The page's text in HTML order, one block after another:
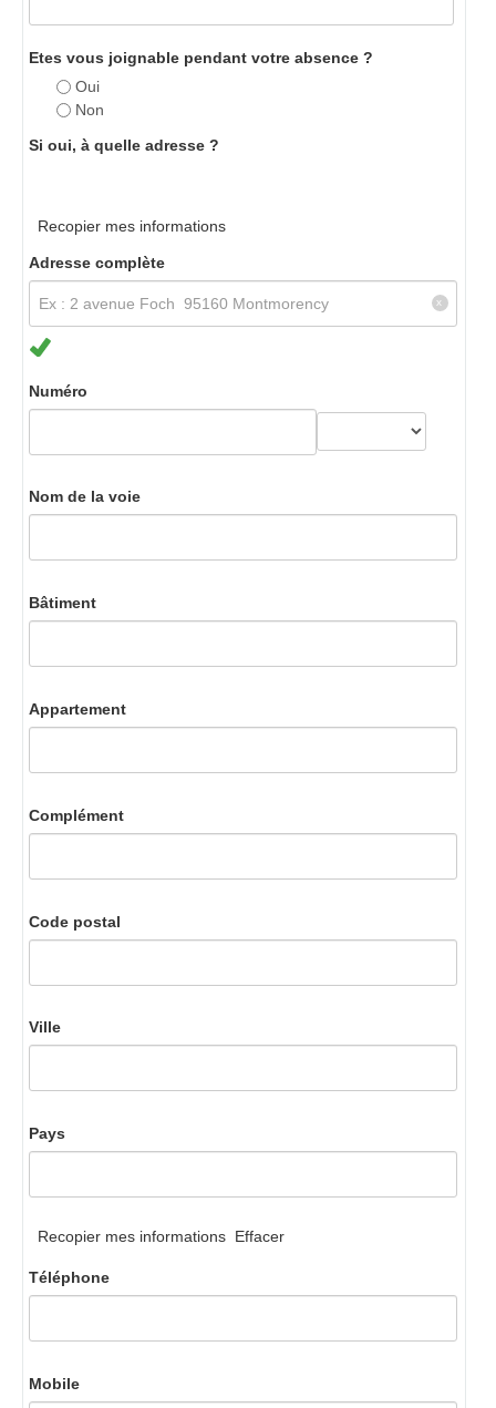
Etes vous joignable pendant votre absence ?
Oui
Non
Si oui, à quelle adresse ?
Recopier mes informations
Adresse complète
Numéro
Nom de la voie
Bâtiment
Appartement
Complément
Code postal
Ville
Pays
Recopier mes informations Effacer
Téléphone
Mobile